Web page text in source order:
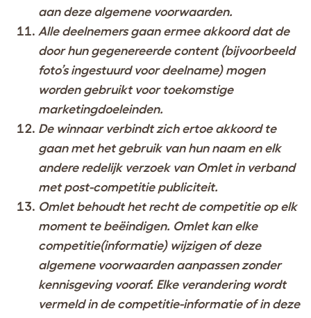
aan deze algemene voorwaarden.
Alle deelnemers gaan ermee akkoord dat de
door hun gegenereerde content (bijvoorbeeld
foto’s ingestuurd voor deelname) mogen
worden gebruikt voor toekomstige
marketingdoeleinden.
De winnaar verbindt zich ertoe akkoord te
gaan met het gebruik van hun naam en elk
andere redelijk verzoek van Omlet in verband
met post-competitie publiciteit.
Omlet behoudt het recht de competitie op elk
moment te beëindigen. Omlet kan elke
competitie(informatie) wijzigen of deze
algemene voorwaarden aanpassen zonder
kennisgeving vooraf. Elke verandering wordt
vermeld in de competitie-informatie of in deze